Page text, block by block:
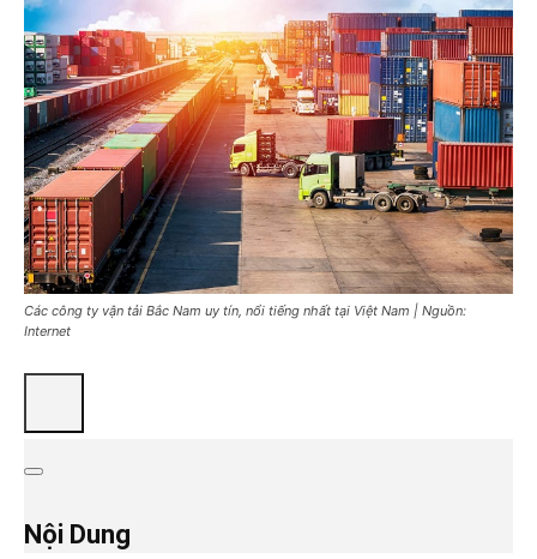
Các công ty vận tải Bắc Nam uy tín, nổi tiếng nhất tại Việt Nam | Nguồn:
Internet
Nội Dung